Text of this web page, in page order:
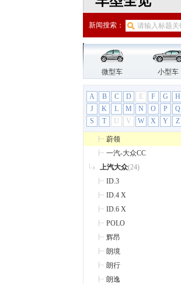
新闻搜索：
微型车 小型车
A B C D E F G H
J
K L M N O P Q
S
T U V W X Y Z
捷达
揽境
速腾
探歌
探岳
探岳GTE
探岳X
蔚领
一汽-大众CC
上汽大众(24)
ID.3
ID.4 X
ID.6 X
POLO
辉昂
朗境
朗行
朗逸